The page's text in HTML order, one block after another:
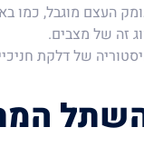
העצם מוגבל, כמו
זה של מצבים.
של דלקת